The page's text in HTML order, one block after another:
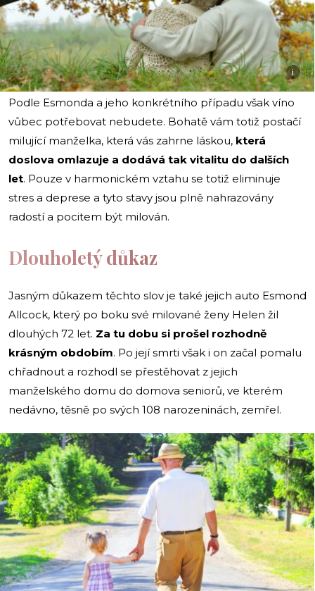
i
Podle Esmonda a jeho konkrétního případu však víno
vůbec potřebovat nebudete. Bohatě vám totiž postačí
milující manželka, která vás zahrne láskou, která
doslova omlazuje a dodává tak vitalitu do dalších
let. Pouze v harmonickém vztahu se totiž eliminuje
stres a deprese a tyto stavy jsou plně nahrazovány
radostí a pocitem být milován.
Dlouholetý důkaz
Jasným důkazem těchto slov je také jejich auto Esmond
Allcock, který po boku své milované ženy Helen žil
dlouhých 72 let. Za tu dobu si prošel rozhodně
krásným obdobím. Po její smrti však i on začal pomalu
chřadnout a rozhodl se přestěhovat z jejich
manželského domu do domova seniorů, ve kterém
nedávno, těsně po svých 108 narozeninách, zemřel.